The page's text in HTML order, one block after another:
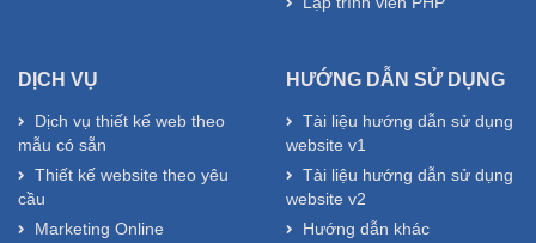
DỊCH VỤ
Dịch vụ thiết kế web theo
mẫu có sẵn
Thiết kế website theo yêu
cầu
Marketing Online
HƯỚNG DẪN SỬ DỤNG
Tài liệu hướng dẫn sử dụng
website v1
Tài liệu hướng dẫn sử dụng
website v2
Hướng dẫn khác